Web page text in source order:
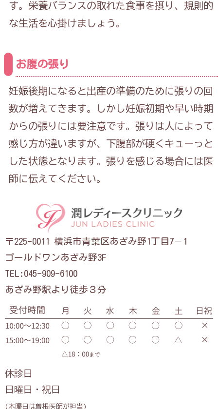
す。栄養バランスの取れた食事を摂り、規則的
な生活を心掛けましょう。
お腹の張り
妊娠後期になると出産の準備のために張りの回
数が増えてきます。しかし妊娠初期や早い時期
からの張りには要注意です。張りは人によって
感じ方が違いますが、下腹部が硬くキューっと
した状態となります。張りを感じる場合には医
師に伝えてください。
〒225-0011 横浜市青葉区あざみ野1丁目7－1
ゴールドワンあざみ野3F
TEL:045-909-6100
あざみ野駅より徒歩３分
休診日
日曜日・祝日
(木曜日は曽根医師が担当)